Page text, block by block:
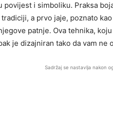
i simboliku. Praksa
a prvo jaje, poznato kao
patnje. Ova tehnika,
je dizajniran tako da vam ne
Sadržaj se nastavlja nakon